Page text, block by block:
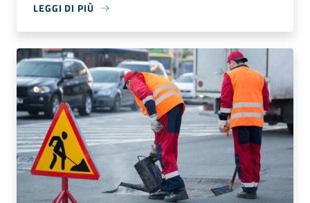
LEGGI DI PIÙ